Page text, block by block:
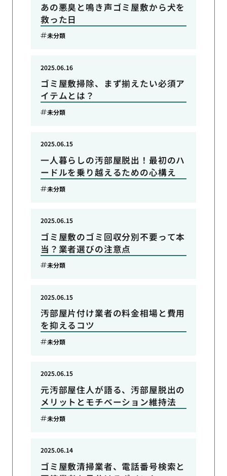
あの悪臭と鳴き声ゴミ屋敷から犬を
救った日
未分類
ゴミ屋敷掃除、まず揃えたい必須ア
イテムとは？
2025.06.16
未分類
一人暮らしの汚部屋脱出！最初のハ
ードルを乗り越えるための心構え
2025.06.15
未分類
ゴミ屋敷のゴミ回収分別不要って本
当？業者選びの注意点
2025.06.15
未分類
汚部屋片付け業者の料金相場と費用
を抑えるコツ
2025.06.15
未分類
元汚部屋住人が語る、汚部屋脱出の
メリットとモチベーション維持法
2025.06.15
未分類
ゴミ屋敷清掃業者、電話番号検索と
2025.06.14